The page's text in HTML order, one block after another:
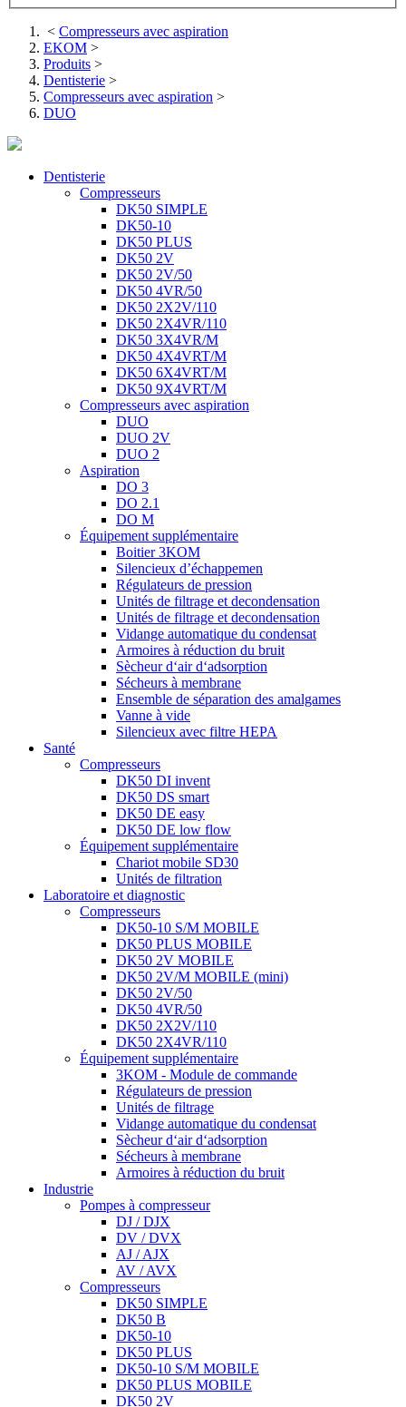
< Compresseurs avec aspiration
EKOM >
Produits >
Dentisterie >
Compresseurs avec aspiration >
DUO
Dentisterie
Compresseurs
DK50 SIMPLE
DK50-10
DK50 PLUS
DK50 2V
DK50 2V/50
DK50 4VR/50
DK50 2X2V/110
DK50 2X4VR/110
DK50 3X4VR/M
DK50 4X4VRT/M
DK50 6X4VRT/M
DK50 9X4VRT/M
Compresseurs avec aspiration
DUO
DUO 2V
DUO 2
Aspiration
DO 3
DO 2.1
DO M
Équipement supplémentaire
Boitier 3KOM
Silencieux d’échappemen
Régulateurs de pression
Unités de filtrage et decondensation
Unités de filtrage et decondensation
Vidange automatique du condensat
Armoires à réduction du bruit
Sècheur d‘air d‘adsorption
Sécheurs à membrane
Ensemble de séparation des amalgames
Vanne à vide
Silencieux avec filtre HEPA
Santé
Compresseurs
DK50 DI invent
DK50 DS smart
DK50 DE easy
DK50 DE low flow
Équipement supplémentaire
Chariot mobile SD30
Unités de filtration
Laboratoire et diagnostic
Compresseurs
DK50-10 S/M MOBILE
DK50 PLUS MOBILE
DK50 2V MOBILE
DK50 2V/M MOBILE (mini)
DK50 2V/50
DK50 4VR/50
DK50 2X2V/110
DK50 2X4VR/110
Équipement supplémentaire
3KOM - Module de commande
Régulateurs de pression
Unités de filtrage
Vidange automatique du condensat
Sècheur d‘air d‘adsorption
Sécheurs à membrane
Armoires à réduction du bruit
Industrie
Pompes à compresseur
DJ / DJX
DV / DVX
AJ / AJX
AV / AVX
Compresseurs
DK50 SIMPLE
DK50 B
DK50-10
DK50 PLUS
DK50-10 S/M MOBILE
DK50 PLUS MOBILE
DK50 2V